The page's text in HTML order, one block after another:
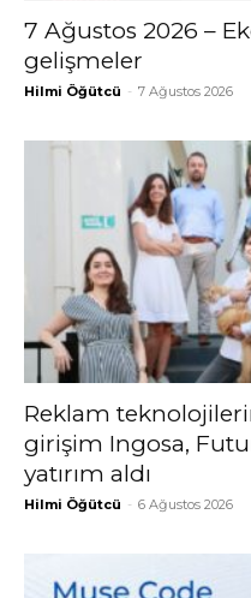
7 Ağustos 2026 –
gelişmeler
Hilmi Öğütcü - 7 Ağustos 2026
Reklam
girişim Ingosa,
yatırım aldı
Hilmi Öğütcü - 6 Ağustos 2026